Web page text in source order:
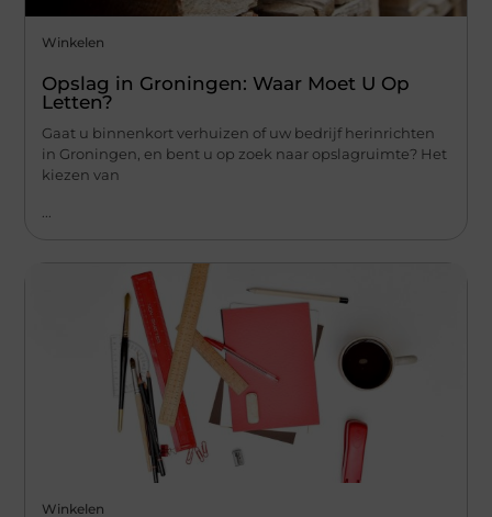
Winkelen
Opslag in Groningen: Waar Moet U Op
Letten?
Gaat u binnenkort verhuizen of uw bedrijf herinrichten
in Groningen, en bent u op zoek naar opslagruimte? Het
kiezen van
Winkelen